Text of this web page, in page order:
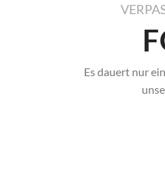
Es dauert nur